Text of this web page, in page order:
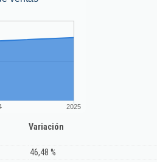
2025
Variación
46,48 %